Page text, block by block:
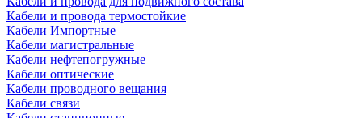
Кабели и провода термостойкие
Кабели Импортные
Кабели магистральные
Кабели нефтепогружные
Кабели оптические
Кабели проводного вещания
Кабели связи